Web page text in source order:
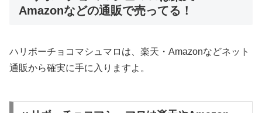
Amazonなどの通販で売ってる！
ハリボーチョコマシュマロは、楽天・Amazonなどネット
通販から確実に手に入りますよ。